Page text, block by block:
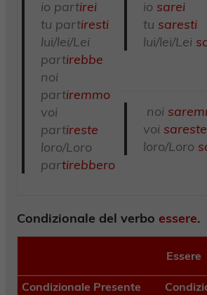
io partirei
tu partiresti
lui/lei/Lei
partirebbe
noi
partiremmo
voi
partireste
loro/Loro
partirebbero
io sarei
tu saresti
lui/lei/Lei
noi
voi sareste
loro/Loro
Condizionale del verbo essere.
Essere
Condizionale Presente